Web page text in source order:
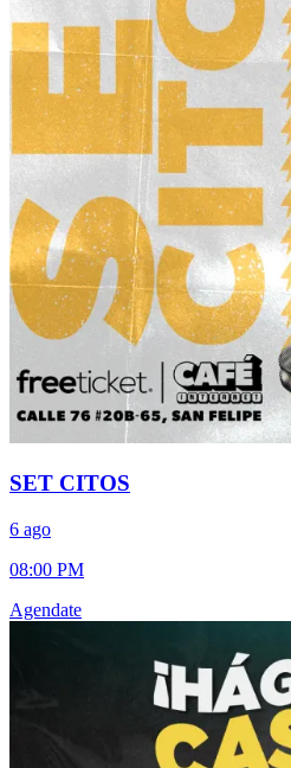
SET CITOS
6 ago
08:00 PM
Agendate